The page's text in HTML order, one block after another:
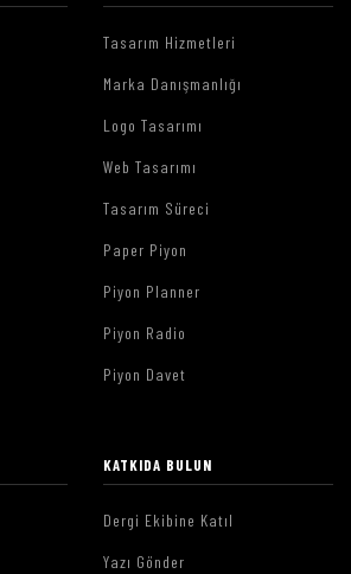
Tasarım Hizmetleri
Marka Danışmanlığı
Logo Tasarımı
Web Tasarımı
Tasarım Süreci
Paper Piyon
Piyon Planner
Piyon Radio
Piyon Davet
KATKIDA BULUN
Dergi Ekibine Katıl
Yazı Gönder